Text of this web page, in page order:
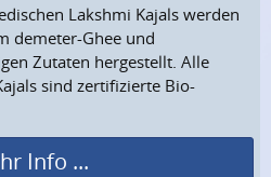
Lakshmi Kajals werden
demeter-Ghee und
Zutaten hergestellt. Alle
sind zertifizierte Bio-
Info ...